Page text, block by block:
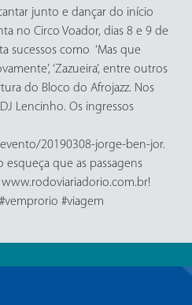
junto e dançar do início
no Circo Voador, dias 8 e 9 de
sucessos como ‘Mas que
‘Zazueira’, entre outros
do Bloco do Afrojazz. Nos
Lencinho. Os ingressos
20190308-jorge-ben-jor.
esqueça que as passagens
#viagem